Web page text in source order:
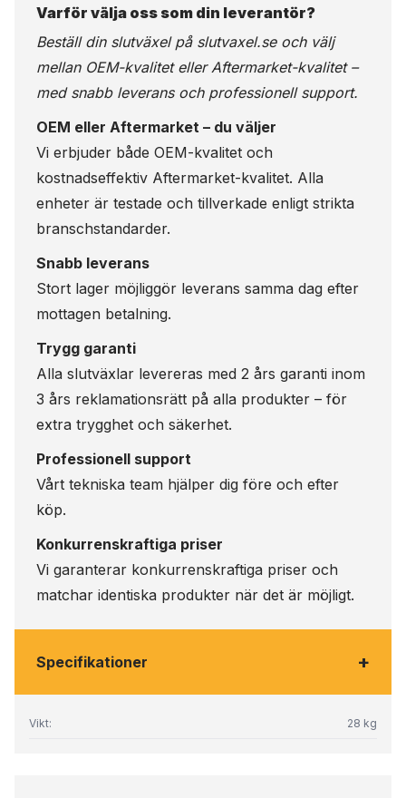
Varför välja oss som din leverantör?
Beställ din slutväxel på slutvaxel.seoch välj
mellan OEM-kvalitet eller Aftermarket-kvalitet –
med snabb leverans och professionell support.
OEM eller Aftermarket – du väljer
Vi erbjuder både OEM-kvalitet och
kostnadseffektiv Aftermarket-kvalitet. Alla
enheter är testade och tillverkade enligt strikta
branschstandarder.
Snabb leverans
Stort lager möjliggör leverans samma dag efter
mottagen betalning.
Trygg garanti
Alla slutväxlar levereras med 2 års garanti inom
3 års reklamationsrätt på alla produkter – för
extra trygghet och säkerhet.
Professionell support
Vårt tekniska team hjälper dig före och efter
köp.
Konkurrenskraftiga priser
Vi garanterar konkurrenskraftiga priser och
matchar identiska produkter när det är möjligt.
Specifikationer +
Vikt: 28 kg